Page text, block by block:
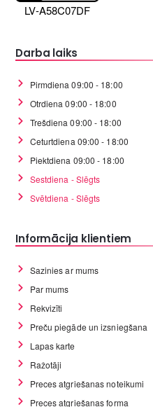
LV-A58C07DF
Darba laiks
Pirmdiena 09:00 - 18:00
Otrdiena 09:00 - 18:00
Trešdiena 09:00 - 18:00
Ceturtdiena 09:00 - 18:00
Piektdiena 09:00 - 18:00
Sestdiena - Slēgts
Svētdiena - Slēgts
Informācija klientiem
Sazinies ar mums
Par mums
Rekvizīti
Preču piegāde un izsniegšana
Lapas karte
Ražotāji
Preces atgriešanas noteikumi
Preces atgriešanas forma